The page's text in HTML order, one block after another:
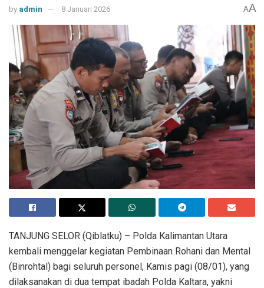
by admin 8 Januari 2026 AA
TANJUNG SELOR (Qiblatku) – Polda Kalimantan Utara
kembali menggelar kegiatan Pembinaan Rohani dan Mental
(Binrohtal) bagi seluruh personel, Kamis pagi (08/01), yang
dilaksanakan di dua tempat ibadah Polda Kaltara, yakni